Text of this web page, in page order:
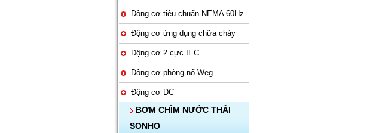
Động cơ tiêu chuẩn NEMA 60Hz
Động cơ ứng dụng chữa cháy
Động cơ 2 cực IEC
Động cơ phòng nổ Weg
Động cơ DC
BƠM CHÌM NƯỚC THẢI
SONHO